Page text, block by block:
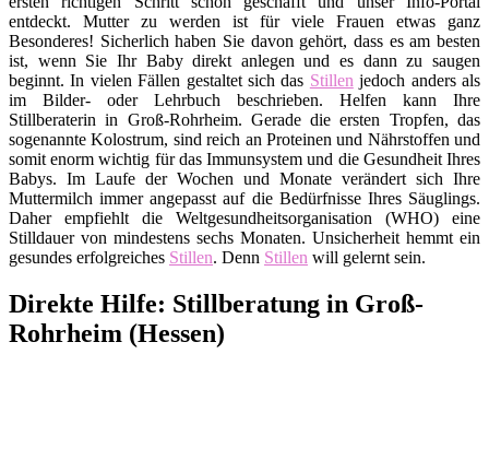
entdeckt. Mutter zu werden ist für viele Frauen etwas ganz
Besonderes! Sicherlich haben Sie davon gehört, dass es am besten
ist, wenn Sie Ihr Baby direkt anlegen und es dann zu saugen
beginnt. In vielen Fällen gestaltet sich das Stillen jedoch anders als
im Bilder- oder Lehrbuch beschrieben. Helfen kann Ihre
Stillberaterin in Groß-Rohrheim. Gerade die ersten Tropfen, das
sogenannte Kolostrum, sind reich an Proteinen und Nährstoffen und
somit enorm wichtig für das Immunsystem und die Gesundheit Ihres
Babys. Im Laufe der Wochen und Monate verändert sich Ihre
Muttermilch immer angepasst auf die Bedürfnisse Ihres Säuglings.
Daher empfiehlt die Weltgesundheitsorganisation (WHO) eine
Stilldauer von mindestens sechs Monaten. Unsicherheit hemmt ein
gesundes erfolgreiches Stillen. Denn Stillen will gelernt sein.
Direkte Hilfe: Stillberatung in Groß-
Rohrheim (Hessen)